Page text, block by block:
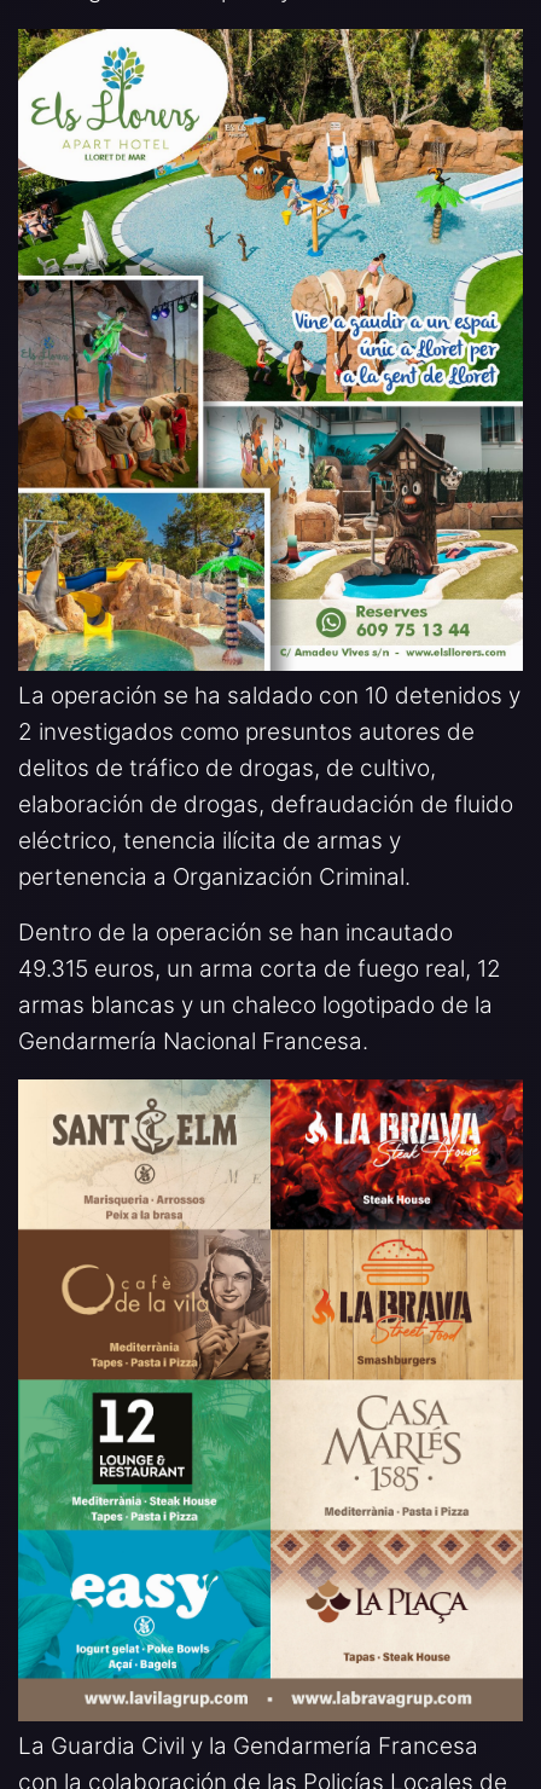
La operación se ha saldado con 10 detenidos y
2 investigados como presuntos autores de
delitos de tráfico de drogas, de cultivo,
elaboración de drogas, defraudación de fluido
eléctrico, tenencia ilícita de armas y
pertenencia a Organización Criminal.
Dentro de la operación se han incautado
49.315 euros, un arma corta de fuego real, 12
armas blancas y un chaleco logotipado de la
Gendarmería Nacional Francesa.
La Guardia Civil y la Gendarmería Francesa
con la colaboración de las Policías Locales de